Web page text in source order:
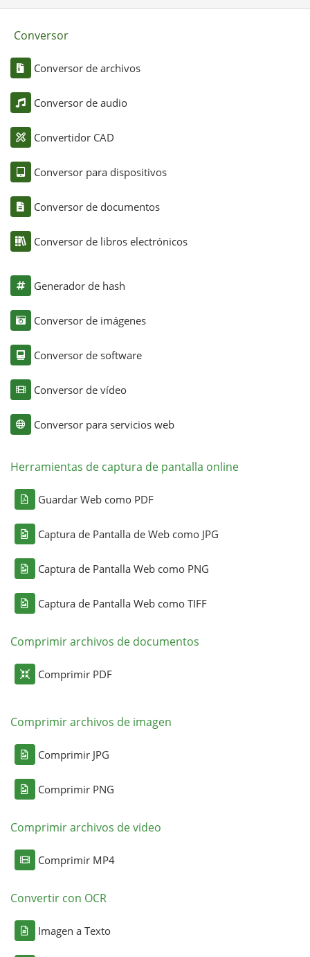
Conversor
Conversor de archivos
Conversor de audio
Convertidor CAD
Conversor para dispositivos
Conversor de documentos
Conversor de libros electrónicos
Generador de hash
Conversor de imágenes
Conversor de software
Conversor de vídeo
Conversor para servicios web
Herramientas de captura de pantalla online
Guardar Web como PDF
Captura de Pantalla de Web como JPG
Captura de Pantalla Web como PNG
Captura de Pantalla Web como TIFF
Comprimir archivos de documentos
Comprimir PDF
Comprimir archivos de imagen
Comprimir JPG
Comprimir PNG
Comprimir archivos de video
Comprimir MP4
Convertir con OCR
Imagen a Texto